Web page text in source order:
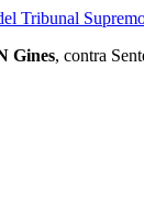
Tribunal
Gines, contra